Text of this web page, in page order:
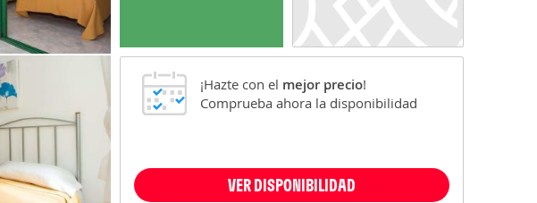
¡Hazte con el mejor precio!
Comprueba ahora la disponibilidad
VER DISPONIBILIDAD